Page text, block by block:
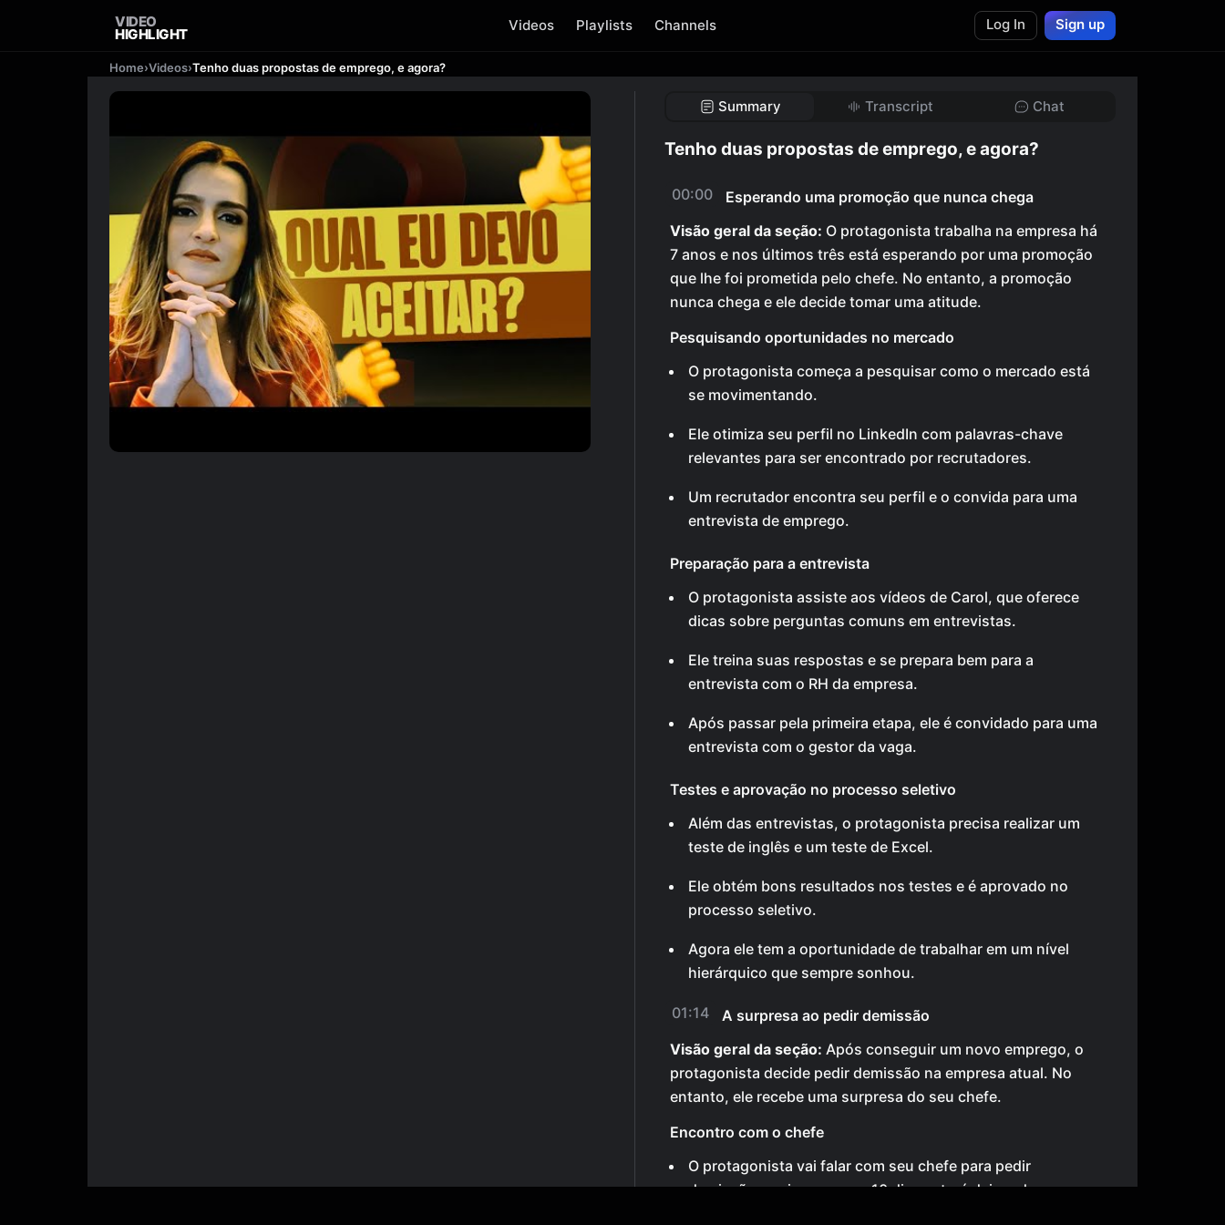
VIDEO
HIGHLIGHT
Videos Playlists Channels Log In Sign up
Home›Videos›Tenho duas propostas de emprego, e agora?
Summary Transcript Chat
Tenho duas propostas de emprego, e agora?
00:00
Esperando uma promoção que nunca chega
Visão geral da seção: O protagonista trabalha na empresa há
7 anos e nos últimos três está esperando por uma promoção
que lhe foi prometida pelo chefe. No entanto, a promoção
nunca chega e ele decide tomar uma atitude.
Pesquisando oportunidades no mercado
O protagonista começa a pesquisar como o mercado está
se movimentando.
Ele otimiza seu perfil no LinkedIn com palavras-chave
relevantes para ser encontrado por recrutadores.
Um recrutador encontra seu perfil e o convida para uma
entrevista de emprego.
Preparação para a entrevista
O protagonista assiste aos vídeos de Carol, que oferece
dicas sobre perguntas comuns em entrevistas.
Ele treina suas respostas e se prepara bem para a
entrevista com o RH da empresa.
Após passar pela primeira etapa, ele é convidado para uma
entrevista com o gestor da vaga.
Testes e aprovação no processo seletivo
Além das entrevistas, o protagonista precisa realizar um
teste de inglês e um teste de Excel.
Ele obtém bons resultados nos testes e é aprovado no
processo seletivo.
Agora ele tem a oportunidade de trabalhar em um nível
hierárquico que sempre sonhou.
01:14
A surpresa ao pedir demissão
Visão geral da seção: Após conseguir um novo emprego, o
protagonista decide pedir demissão na empresa atual. No
entanto, ele recebe uma surpresa do seu chefe.
Encontro com o chefe
O protagonista vai falar com seu chefe para pedir
demissão e avisar que em 10 dias estará deixando a